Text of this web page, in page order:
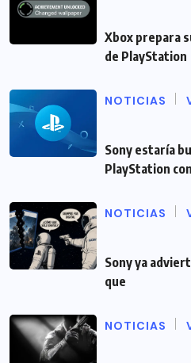
Xbox prepara
de PlayStation
NOTICIAS
Sony estaría
PlayStation
NOTICIAS
Sony ya
que
NOTICIAS